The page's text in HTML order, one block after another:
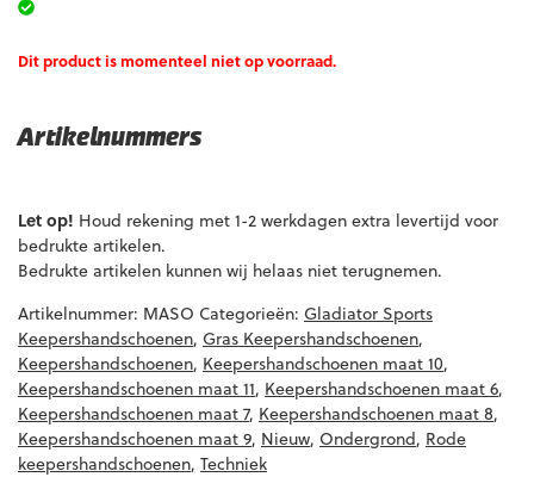
Dit product is momenteel niet op voorraad.
Artikelnummers
Let op! Houd rekening met 1-2 werkdagen extra levertijd voor
bedrukte artikelen.
Bedrukte artikelen kunnen wij helaas niet terugnemen.
Artikelnummer: MASO Categorieën: Gladiator Sports
Keepershandschoenen, Gras Keepershandschoenen,
Keepershandschoenen, Keepershandschoenen maat 10,
Keepershandschoenen maat 11, Keepershandschoenen maat 6,
Keepershandschoenen maat 7, Keepershandschoenen maat 8,
Keepershandschoenen maat 9, Nieuw, Ondergrond, Rode
keepershandschoenen, Techniek